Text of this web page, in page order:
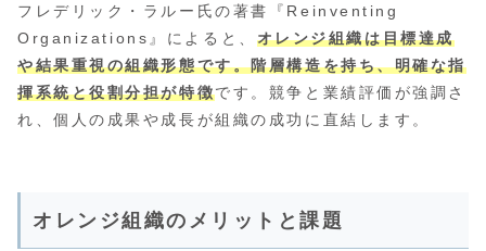
フレデリック・ラルー氏の著書『Reinventing
Organizations』によると、 オレンジ組織は目標達成
や結果重視の組織形態です。階層構造を持ち、明確な指
揮系統と役割分担が特徴です。競争と業績評価が強調さ
れ、個人の成果や成長が組織の成功に直結します。
オレンジ組織のメリットと課題